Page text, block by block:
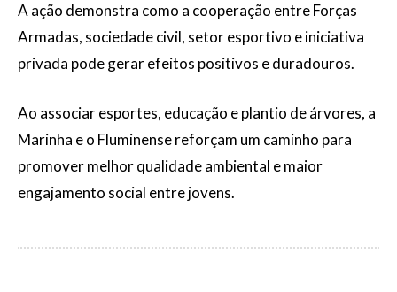
A ação demonstra como a cooperação entre Forças
Armadas, sociedade civil, setor esportivo e iniciativa
privada pode gerar efeitos positivos e duradouros.
Ao associar esportes, educação e plantio de árvores, a
Marinha e o Fluminense reforçam um caminho para
promover melhor qualidade ambiental e maior
engajamento social entre jovens.